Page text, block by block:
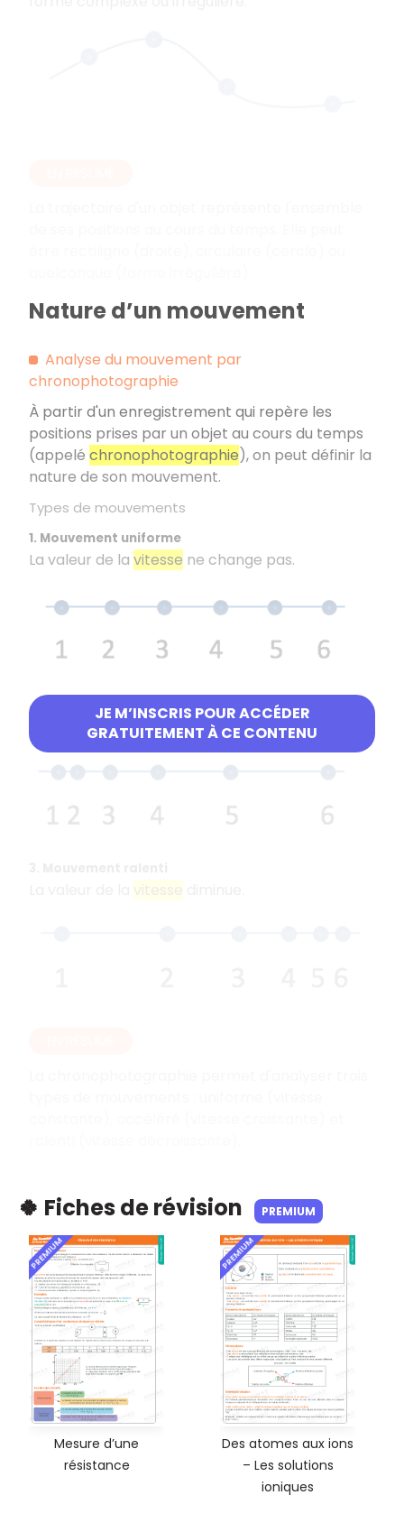
JE M’INSCRIS POUR ACCÉDER
GRATUITEMENT À CE CONTENU
Nature d’un mouvement
Analyse du mouvement par
chronophotographie
À partir d'un enregistrement qui repère les
positions prises par un objet au cours du temps
(appelé chronophotographie), on peut définir la
nature de son mouvement.
Types de mouvements
1. Mouvement uniforme
La valeur de la vitesse ne change pas.
2. Mouvement accéléré
La valeur de lavitesseaugmente.
🍀 Fiches de révision PREMIUM
PREMIUM
Mesure d’une
résistance
PREMIUM
Des atomes aux ions
– Les solutions
ioniques